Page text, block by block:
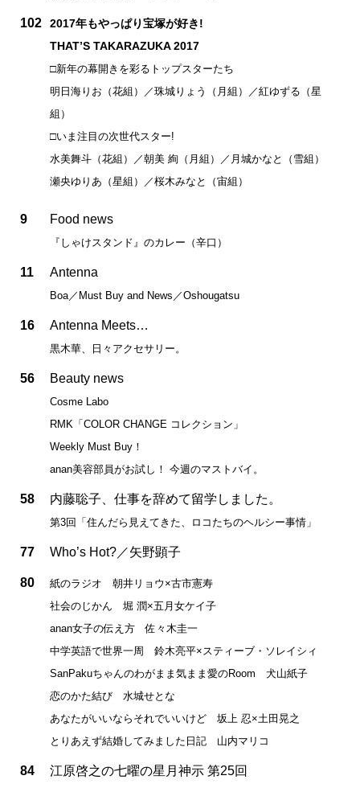
102
2017年もやっぱり宝塚が好き!
THAT’S TAKARAZUKA 2017
□新年の幕開きを彩るトップスターたち
明日海りお（花組）／珠城りょう（月組）／紅ゆずる（星
組）
□いま注目の次世代スター!
水美舞斗（花組）／朝美 絢（月組）／月城かなと（雪組）
瀬央ゆりあ（星組）／桜木みなと（宙組）
9 Food news
『しゃけスタンド』のカレー（辛口）
11 Antenna
Boa／Must Buy and News／Oshougatsu
16 Antenna Meets…
黒木華、日々アクセサリー。
56 Beauty news
Cosme Labo
RMK「COLOR CHANGE コレクション」
Weekly Must Buy！
anan美容部員がお試し！ 今週のマストバイ。
58 内藤聡子、仕事を辞めて留学しました。
第3回「住んだら見えてきた、ロコたちのヘルシー事情」
77 Who’s Hot?／矢野顕子
80
紙のラジオ 朝井リョウ×古市憲寿
社会のじかん 堀 潤×五月女ケイ子
anan女子の伝え方 佐々木圭一
中学英語で世界一周 鈴木亮平×スティーブ・ソレイシィ
SanPakuちゃんのわがまま気まま愛のRoom 犬山紙子
恋のかた結び 水城せとな
あなたがいいならそれでいいけど 坂上 忍×土田晃之
とりあえず結婚してみました日記 山内マリコ
84 江原啓之の七曜の星月神示 第25回